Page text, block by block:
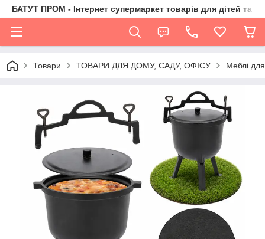
БАТУТ ПРОМ - Інтернет супермаркет товарів для дітей та їх
Товари ТОВАРИ ДЛЯ ДОМУ, САДУ, ОФІСУ Меблі